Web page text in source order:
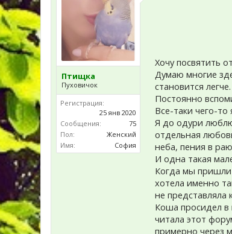
Птищка
Пуховичок
Регистрация:
25 янв 2020
Сообщения:
75
Пол:
Женский
Имя:
София
Хочу посвятить
Думаю многие
становится легче.
Постоянно
Все-таки чего-
Я до одури
отдельная
неба, пения в
И одна такая
Когда мы пришли
хотела именно
не представляла
Коша просидел в
читала этот
примерно через